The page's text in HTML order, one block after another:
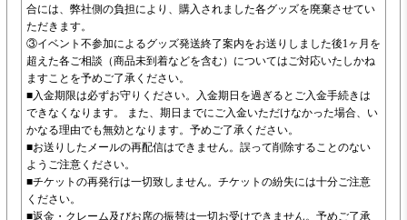
合には、弊社側の負担により、購入されました各グッズを廃棄させてい
ただきます。
③イベント不参加によるグッズ発送終了案内をお送りしました後1ヶ月を
超えた各ご相談（商品未到着などを含む）についてはご対応いたしかね
ますことを予めご了承ください。
■入金期限は必ずお守りください。入金期日を過ぎるとご入金手続きは
できなくなります。 また、期日までにご入金いただけなかった場合、い
かなる理由でも無効となります。予めご了承ください。
■お送りしたメールの再配信はできません。誤って削除することのない
ようご注意ください。
■チケットの再発行は一切致しません。チケットの紛失には十分ご注意
ください。
■返金・クレーム及びお席の振替は一切お受けできません。予めご了承